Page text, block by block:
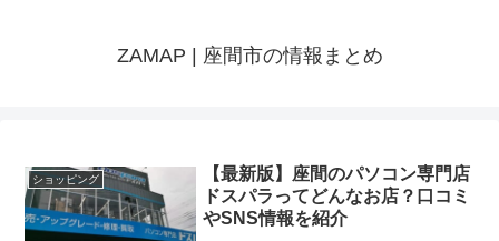
ZAMAP | 座間市の情報まとめ
ショッピング
【最新版】座間のパソコン専門店
ドスパラってどんなお店？口コミ
やSNS情報を紹介